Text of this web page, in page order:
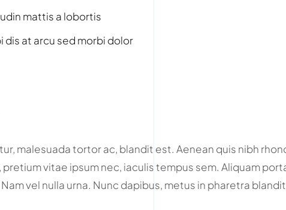
mattis a lobortis
dis at arcu sed morbi dolor
malesuada tortor ac, blandit est. Aenean quis nibh
pretium vitae ipsum nec, iaculis tempus sem. Aliquam
vel nulla urna. Nunc dapibus, metus in pharetra